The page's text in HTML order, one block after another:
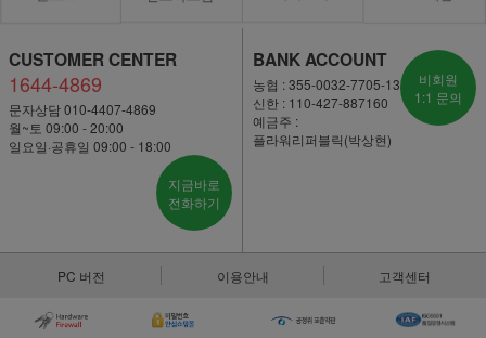
CUSTOMER CENTER
1644-4869
문자상담 010-4407-4869
월~토 09:00 - 20:00
일요일·공휴일 09:00 - 18:00
지금바로
전화하기
BANK ACCOUNT
농협 : 355-0032-7705-13
신한 : 110-427-887160
예금주 :
플라워리퍼블릭(박상현)
비회원
1:1 문의
PC 버전 이용안내 고객센터